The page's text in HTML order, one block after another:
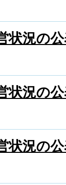
状況の
状況の
状況の